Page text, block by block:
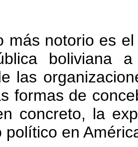
más notorio es
boliviana
las
formas de
concreto, la
político en